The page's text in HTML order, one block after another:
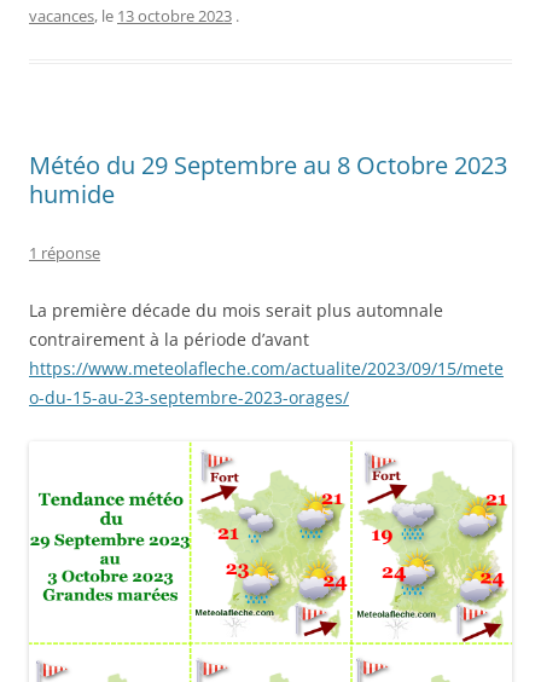
vacances, le 13 octobre 2023 .
Météo du 29 Septembre au 8 Octobre 2023
humide
1 réponse
La première décade du mois serait plus automnale
contrairement à la période d’avant
https://www.meteolafleche.com/actualite/2023/09/15/mete
o-du-15-au-23-septembre-2023-orages/